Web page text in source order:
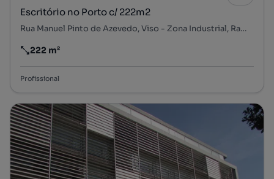
Escritório no Porto c/ 222m2
Rua Manuel Pinto de Azevedo, Viso - Zona Industrial, Ramalde, Porto, Porto
Preço por metro quadrado
222 m²
Profissional